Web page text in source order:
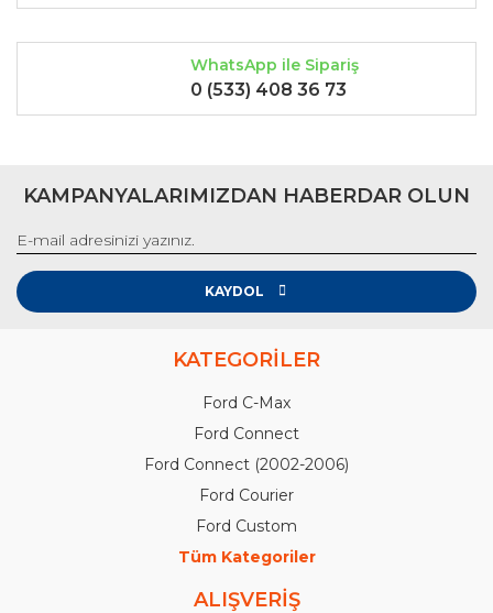
WhatsApp ile Sipariş
0 (533) 408 36 73
KAMPANYALARIMIZDAN HABERDAR OLUN
KAYDOL
KATEGORİLER
Ford C-Max
Ford Connect
Ford Connect (2002-2006)
Ford Courier
Ford Custom
Tüm Kategoriler
ALIŞVERİŞ